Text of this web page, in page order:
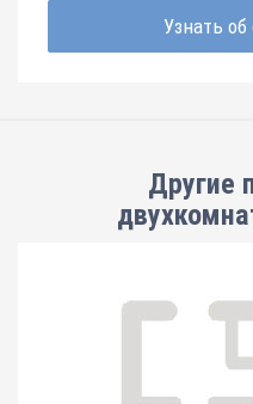
Узнать
Другие